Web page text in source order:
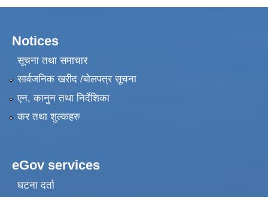
Notices
सूचना तथा समाचार
सार्वजनिक खरीद /बोलपत्र सूचना
एन, कानुन तथा निर्देशिका
कर तथा शुल्कहरु
eGov services
घटना दर्ता